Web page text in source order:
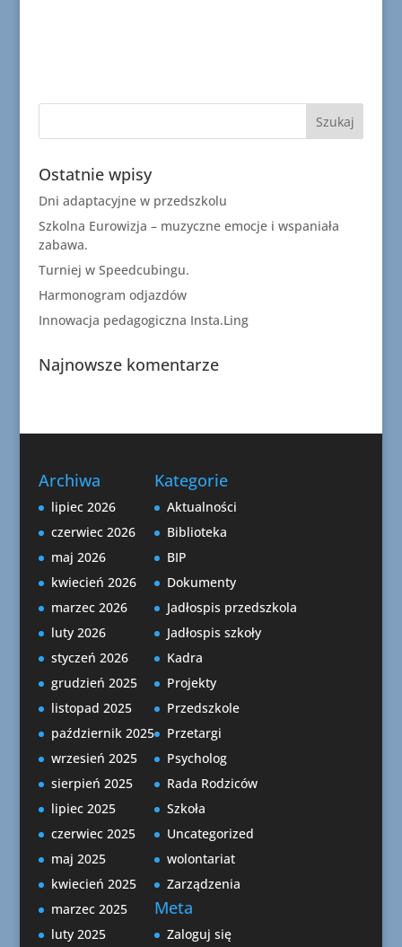
Ostatnie wpisy
Dni adaptacyjne w przedszkolu
Szkolna Eurowizja – muzyczne emocje i wspaniała
zabawa.
Turniej w Speedcubingu.
Harmonogram odjazdów
Innowacja pedagogiczna Insta.Ling
Najnowsze komentarze
Archiwa
lipiec 2026
czerwiec 2026
maj 2026
kwiecień 2026
marzec 2026
luty 2026
styczeń 2026
grudzień 2025
listopad 2025
październik 2025
wrzesień 2025
sierpień 2025
lipiec 2025
czerwiec 2025
maj 2025
kwiecień 2025
marzec 2025
luty 2025
Kategorie
Aktualności
Biblioteka
BIP
Dokumenty
Jadłospis przedszkola
Jadłospis szkoły
Kadra
Projekty
Przedszkole
Przetargi
Psycholog
Rada Rodziców
Szkoła
Uncategorized
wolontariat
Zarządzenia
Meta
Zaloguj się